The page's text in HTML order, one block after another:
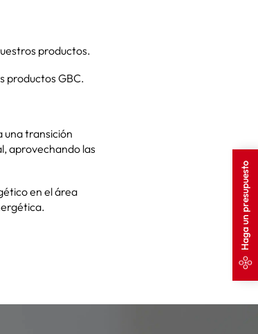
Haga un presupuesto
productos.
productos GBC.
una transición
aprovechando las
en el área